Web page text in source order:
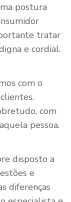
postura
tratar
e cordial.
com o
com
pessoa.
disposto a
e
diferenças